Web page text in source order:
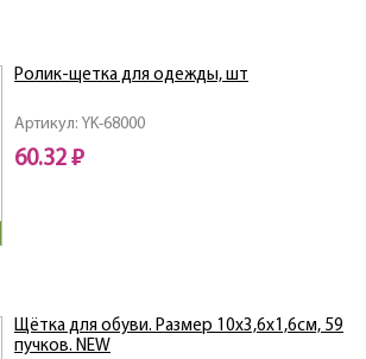
Артикул: YK-68000
Ролик-щетка для одежды, шт
60.32 ₽
Щётка для обуви. Размер 10х3,6х1,6см, 59
пучков. NEW